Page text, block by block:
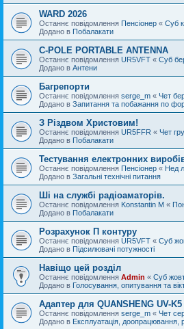
WARD 2026
Останнє повідомлення Пенсіонер « Суб
Додано в Побалакати
C-POLE PORTABLE ANTENNA
Останнє повідомлення UR5VFT « Суб
Додано в Антени
Багрепорти
Останнє повідомлення serge_m « Чет
Додано в Запитання та побажання по
З Різдвом Христовим!
Останнє повідомлення UR5FFR « Чет
Додано в Побалакати
Тестування електронних
Останнє повідомлення Пенсіонер « Нед
Додано в Загальні технічні питання
Ші на службі радіоаматорів.
Останнє повідомлення Konstantin M «
Додано в Побалакати
Розрахунок П контуру
Останнє повідомлення UR5VFT « Суб
Додано в Підсилювачі потужності
Навіщо цей розділ
Останнє повідомлення Admin « Суб
Додано в Голосування, опитування та
Адаптер для QUANSHENG UV-
Останнє повідомлення serge_m « Чет
Додано в Експлуатація, доопрацювання,